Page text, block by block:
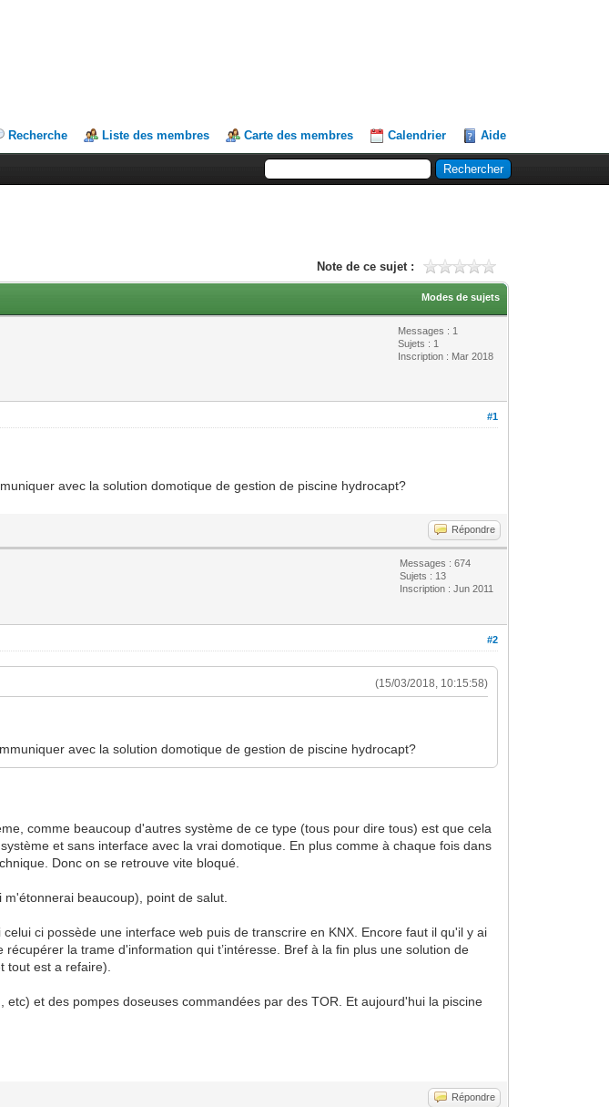
Recherche Liste des membres Carte des membres Calendrier Aide
Note de ce sujet :
Modes de sujets
Messages : 1
Sujets : 1
Inscription : Mar 2018
#1
avec la solution domotique de gestion de piscine hydrocapt?
Répondre
Messages : 674
Sujets : 13
Inscription : Jun 2011
#2
(15/03/2018, 10:15:58)
avec la solution domotique de gestion de piscine hydrocapt?
comme beaucoup d'autres système de ce type (tous pour dire tous) est que cela
et sans interface avec la vrai domotique. En plus comme à chaque fois dans
Donc on se retrouve vite bloqué.
beaucoup), point de salut.
ci possède une interface web puis de transcrire en KNX. Encore faut il qu'il y ai
la trame d'information qui t’intéresse. Bref à la fin plus une solution de
tout est a refaire).
et des pompes doseuses commandées par des TOR. Et aujourd'hui la piscine
Répondre